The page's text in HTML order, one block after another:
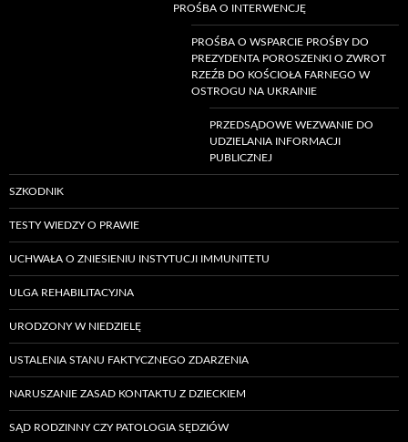
PROŚBA O INTERWENCJĘ
PROŚBA O WSPARCIE PROŚBY DO
PREZYDENTA POROSZENKI O ZWROT
RZEŹB DO KOŚCIOŁA FARNEGO W
OSTROGU NA UKRAINIE
PRZEDSĄDOWE WEZWANIE DO
UDZIELANIA INFORMACJI
PUBLICZNEJ
SZKODNIK
TESTY WIEDZY O PRAWIE
UCHWAŁA O ZNIESIENIU INSTYTUCJI IMMUNITETU
ULGA REHABILITACYJNA
URODZONY W NIEDZIELĘ
USTALENIA STANU FAKTYCZNEGO ZDARZENIA
NARUSZANIE ZASAD KONTAKTU Z DZIECKIEM
SĄD RODZINNY CZY PATOLOGIA SĘDZIÓW